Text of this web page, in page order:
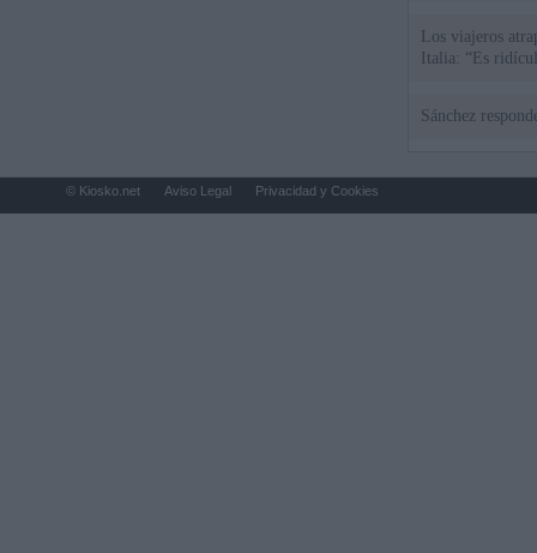
Los viajeros
Italia: “Es
Sánchez
© Kiosko.net Aviso Legal Privacidad y Cookies